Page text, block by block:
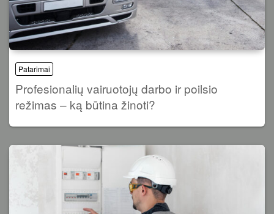
Patarimai
Profesionalių vairuotojų darbo ir poilsio
režimas – ką būtina žinoti?